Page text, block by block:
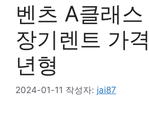
벤츠 A클래스
장기렌트 가
년형
2024-01-11 작성자: jai87